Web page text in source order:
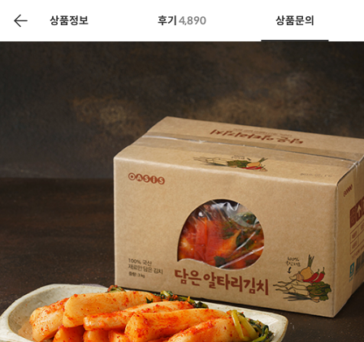
상품정보 후기 4,890 상품문의
농축산물할인 찬들마루 주문/배송 고객센터